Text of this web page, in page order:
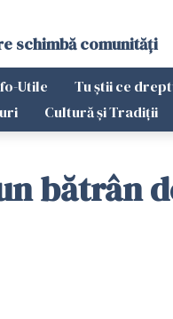
schimbă comunități
Utile Tu știi ce
Cultură și Tradiții
bătrân